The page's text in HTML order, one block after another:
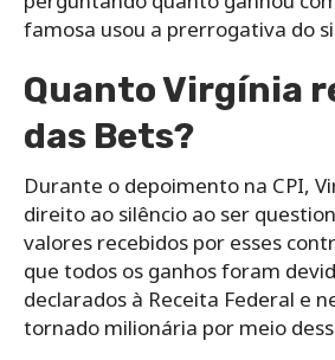
famosa usou a prerrogativa do
Quanto Virgínia
das Bets?
Durante o depoimento na CPI,
direito ao silêncio ao ser
valores recebidos por esses
que todos os ganhos foram
declarados à Receita Federal e
tornado milionária por meio